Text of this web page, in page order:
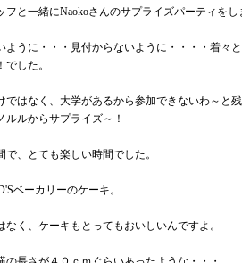
フと一緒にNaokoさんのサプライズパーティをし
ように・・・見付からないように・・・・着々
した。
ではなく、大学があるから参加できないわ～と
ルルからサプライズ～！
、とても楽しい時間でした。
ベーカリーのケーキ。
く、ケーキもとってもおいしいんですよ。